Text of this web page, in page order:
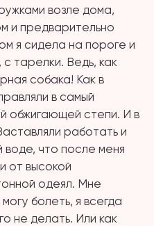
возле дома,
и предварительно
я сидела на пороге и
тарелки. Ведь, как
собака! Как в
в самый
обжигающей степи. И в
работать и
воде, что после меня
от высокой
одеял. Мне
болеть, я всегда
не делать. Или как